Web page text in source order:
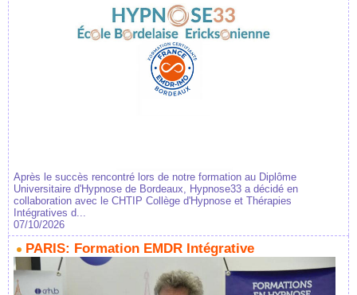
Après le succès rencontré lors de notre formation au Diplôme
Universitaire d'Hypnose de Bordeaux, Hypnose33 a décidé en
collaboration avec le CHTIP Collège d'Hypnose et Thérapies
Intégratives d...
07/10/2026
PARIS: Formation EMDR Intégrative